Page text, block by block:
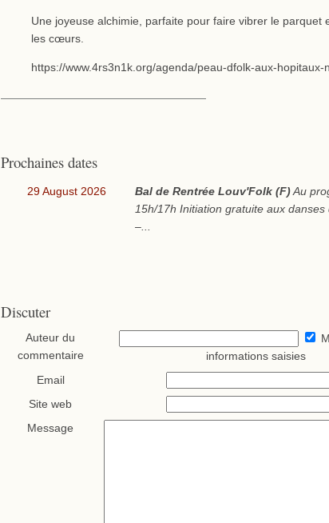
Une joyeuse alchimie, parfaite pour faire vibrer le parquet
les cœurs.
https://www.4rs3n1k.org/agenda/peau-dfolk-aux-hopitaux-
Prochaines dates
29 August 2026 Bal de Rentrée Louv'Folk (F) Au
15h/17h Initiation gratuite aux danses
–...
Discuter
Auteur du
commentaire
informations saisies
Email
Site web
Message